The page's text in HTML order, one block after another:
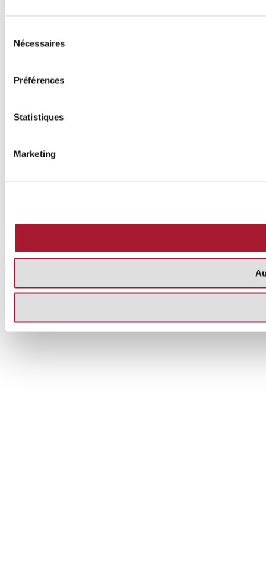
Nécessaires
Préférences
Statistiques
Marketing